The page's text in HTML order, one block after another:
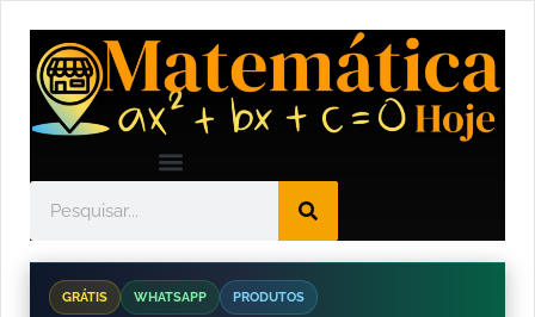
GRÁTIS WHATSAPP PRODUTOS